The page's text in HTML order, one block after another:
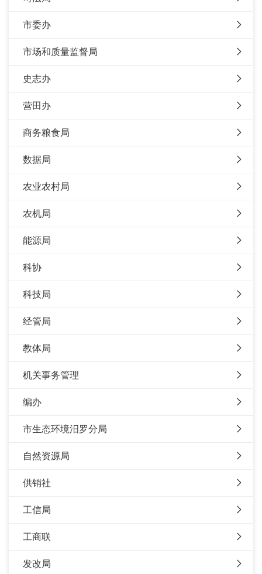
市委办
市场和质量监督局
史志办
营田办
商务粮食局
数据局
农业农村局
农机局
能源局
科协
科技局
经管局
教体局
机关事务管理
编办
市生态环境汨罗分局
自然资源局
供销社
工信局
工商联
发改局